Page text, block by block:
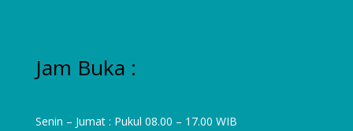
Jam Buka :
Senin – Jumat : Pukul 08.00 – 17.00 WIB